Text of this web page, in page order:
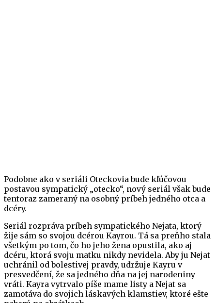
Podobne ako v seriáli Oteckovia bude kľúčovou
postavou sympatický „otecko“, nový seriál však bude
tentoraz zameraný na osobný príbeh jedného otca a
dcéry.
Seriál rozpráva príbeh sympatického Nejata, ktorý
žije sám so svojou dcérou Kayrou. Tá sa preňho stala
všetkým po tom, čo ho jeho žena opustila, ako aj
dcéru, ktorá svoju matku nikdy nevidela. Aby ju Nejat
uchránil od bolestivej pravdy, udržuje Kayru v
presvedčení, že sa jedného dňa na jej narodeniny
vráti. Kayra vytrvalo píše mame listy a Nejat sa
zamotáva do svojich láskavých klamstiev, ktoré ešte